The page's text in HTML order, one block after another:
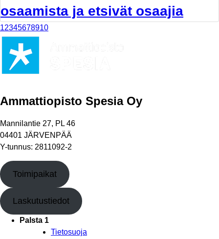
osaamista ja etsivät osaajia
12345678910
Ammattiopisto Spesia Oy
Mannilantie 27, PL 46
04401 JÄRVENPÄÄ
Y-tunnus: 2811092-2
Toimipaikat
Laskutustiedot
Palsta 1
Tietosuoja